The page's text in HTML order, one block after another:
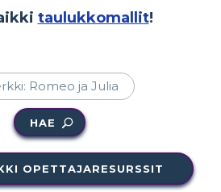
taulukkomallit!
HAE
OPETTAJARESURSSIT